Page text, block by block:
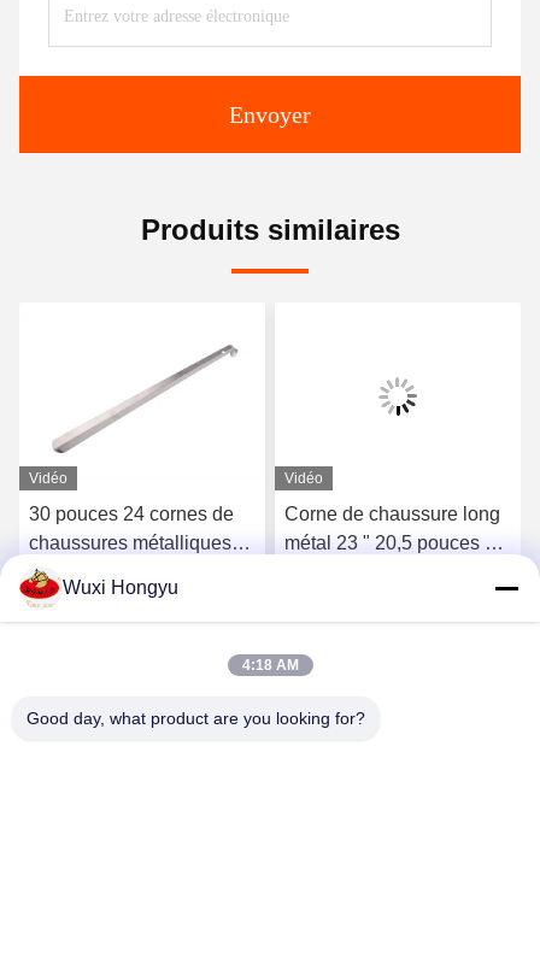
Envoyer
Produits similaires
Vidéo
30 pouces 24 cornes de
chaussures métalliques
22,8 pouces 58 cm long
manche
Discuter Maintenant
Vidéo
Corne de chaussure long
métal 23 " 20,5 pouces 52
Discuter Maintenant
Wuxi Hongyu
4:18 AM
Good day, what product are you looking for?